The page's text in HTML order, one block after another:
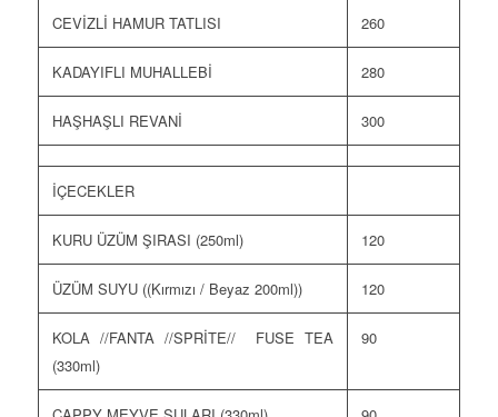
CEVİZLİ HAMUR TATLISI 260
KADAYIFLI MUHALLEBİ 280
HAŞHAŞLI REVANİ 300
İÇECEKLER
KURU ÜZÜM ŞIRASI (250ml) 120
ÜZÜM SUYU ((Kırmızı / Beyaz 200ml)) 120
KOLA //FANTA //SPRİTE// FUSE TEA
(330ml)
90